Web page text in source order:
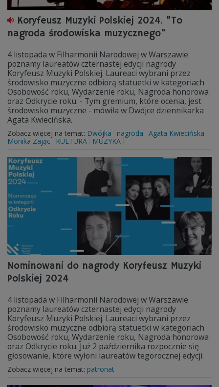
Koryfeusz Muzyki Polskiej 2024. "To
nagroda środowiska muzycznego"
4 listopada w Filharmonii Narodowej w Warszawie
poznamy laureatów czternastej edycji nagrody
Koryfeusz Muzyki Polskiej. Laureaci wybrani przez
środowisko muzyczne odbiorą statuetki w kategoriach
Osobowość roku, Wydarzenie roku, Nagroda honorowa
oraz Odkrycie roku. - Tym gremium, które ocenia, jest
środowisko muzyczne - mówiła w Dwójce dziennikarka
Agata Kwiecińska.
Zobacz więcej na temat: Dwójka nagroda
Agata Kwiecińska
Monika Zając
KULTURA MUZYKA
Nominowani do nagrody Koryfeusz Muzyki
Polskiej 2024
4 listopada w Filharmonii Narodowej w Warszawie
poznamy laureatów czternastej edycji nagrody
Koryfeusz Muzyki Polskiej. Laureaci wybrani przez
środowisko muzyczne odbiorą statuetki w kategoriach
Osobowość roku, Wydarzenie roku, Nagroda honorowa
oraz Odkrycie roku. Już 2 października rozpocznie się
głosowanie, które wyłoni laureatów tegorocznej edycji.
Zobacz więcej na temat: patronat